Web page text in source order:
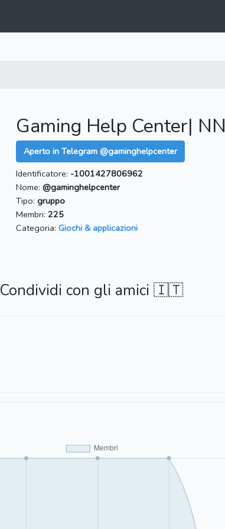
Gaming Help Center| NN
Aperto in Telegram @gaminghelpcenter
Identificatore: -1001427806962
Nome: @gaminghelpcenter
Tipo: gruppo
Membri: 225
Categoria: Giochi & applicazioni
Condividi con gli amici 🇮🇹